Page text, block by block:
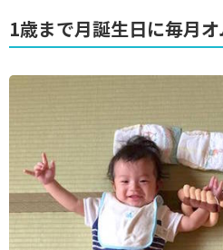
1歳まで月誕生日に毎月オ